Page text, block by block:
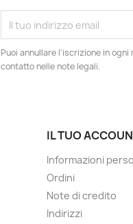
Puoi annullare l'iscrizione in
contatto nelle note legali.
IL TUO
Informazioni
Ordini
Note di credito
Indirizzi